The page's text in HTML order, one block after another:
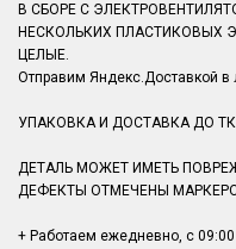
В СБОРЕ С
НЕСКОЛЬКИХ ПЛАСТИКОВЫХ
ЦЕЛЫЕ.
Отправим Яндекс.Доставкой
УПАКОВКА И ДОСТАВКА ДО
ДЕТАЛЬ МОЖЕТ ИМЕТЬ
ДЕФЕКТЫ ОТМЕЧЕНЫ
+ Работаем ежедневно, с